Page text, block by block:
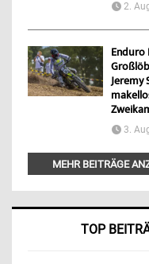
2.
Enduro
Jeremy
3.
MEHR BEITRÄGE
TOP